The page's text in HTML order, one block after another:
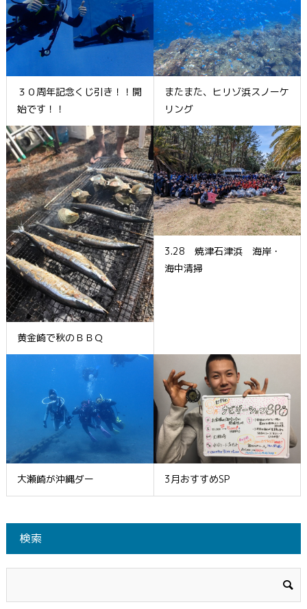
３０周年記念くじ引き！！開
始です！！
またまた、ヒリゾ浜スノーケ
リング
黄金崎で秋のＢＢＱ
3.28 焼津石津浜 海岸・
海中清掃
大瀬崎が沖縄ダー 3月おすすめSP
検索